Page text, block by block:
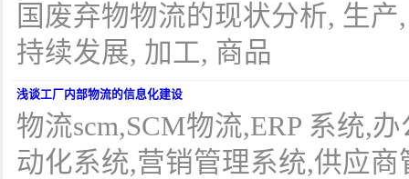
国废弃物物流的现状分析, 生
持续发展, 加工, 商品
浅谈工厂内部物流的信息化建设
物流scm,SCM物流,ERP 系统,
动化系统,营销管理系统,供应